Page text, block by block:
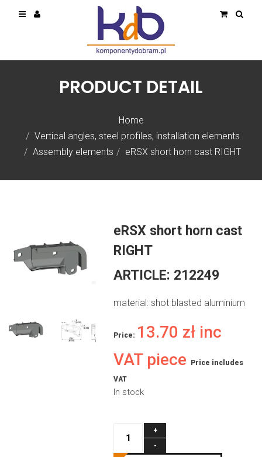
Home
Vertical angles, steel profiles, installation elements
Assembly elements
eRSX short horn cast RIGHT
PRODUCT DETAIL
eRSX short horn cast
RIGHT
ARTICLE: 212249
material: shot blasted aluminium
Price: 13.70 zł inc
VAT piece
Price includes
VAT
In stock